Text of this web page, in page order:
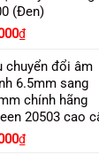
(Đen)
₫Giá
tại
là:
79.000₫.
chuyển đổi âm
6.5mm sang
chính hãng
20503 cao
₫